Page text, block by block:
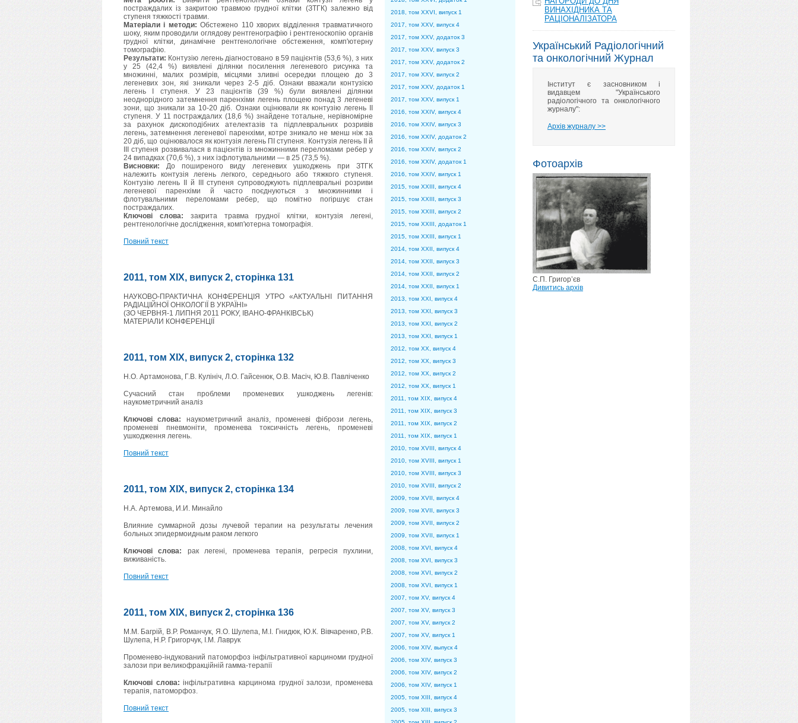
2018, том XXVI, випуск 1
2017, том XXV, випуск 4
2017, том XXV, додаток 3
2017, том XXV, випуск 3
2017, том XXV, додаток 2
2017, том XXV, випуск 2
2017, том XXV, додаток 1
2017, том XXV, випуск 1
2016, том XXIV, випуск 4
2016, том XXIV, випуск 3
2016, том XXIV, додаток 2
2016, том XXIV, випуск 2
2016, том XXIV, додаток 1
2016, том XXIV, випуск 1
2015, том XXIII, випуск 4
2015, том XXIII, випуск 3
2015, том XXIII, випуск 2
2015, том XXIII, додаток 1
2015, том XXIII, випуск 1
2014, том XXII, випуск 4
2014, том XXII, випуск 3
2014, том XXII, випуск 2
2014, том XXII, випуск 1
2013, том XXI, випуск 4
2013, том XXI, випуск 3
2013, том XXI, випуск 2
2013, том XXI, випуск 1
2012, том XX, випуск 4
2012, том XX, випуск 3
2012, том XX, випуск 2
2012, том XX, випуск 1
2011, том XIX, випуск 4
2011, том XIX, випуск 3
2011, том XIX, випуск 2
2011, том XIX, випуск 1
2010, том XVIII, випуск 4
2010, том XVIII, випуск 1
2010, том XVIII, випуск 3
2010, том XVIII, випуск 2
2009, том XVII, випуск 4
2009, том XVII, випуск 3
2009, том XVII, випуск 2
2009, том XVII, випуск 1
2008, том XVI, випуск 4
2008, том XVI, випуск 3
2008, том XVI, випуск 2
2008, том XVI, випуск 1
2007, том XV, випуск 4
2007, том XV, випуск 3
2007, том XV, випуск 2
2007, том XV, випуск 1
2006, том XIV, выпуск 4
2006, том XIV, випуск 3
2006, том XIV, випуск 2
2006, том XIV, випуск 1
2005, том XIII, випуск 4
2005, том XIII, випуск 3
постраждалих із закритою травмою грудної клітки (ЗТГК) залежно від
ступеня тяжкості травми.
Матеріали і методи: Обстежено 110 хворих відділення травматичного
шоку, яким проводили оглядову рентгенографію і рентгеноскопію органів
грудної клітки, динамічне рентгенологічне обстеження, комп'ютерну
томографію.
Результати: Контузію легень діагностовано в 59 пацієнтів (53,6 %), з них
у 25 (42,4 %) виявлені ділянки посилення легеневого рисунка та
множинні, малих розмірів, місцями зливні осередки площею до 3
легеневих зон, які зникали через 2-5 діб. Ознаки вважали контузією
легень І ступеня. У 23 пацієнтів (39 %) були виявлені ділянки
неоднорідного затемнення паренхіми легень площею понад 3 легеневі
зони, що зникали за 10-20 діб. Ознаки оцінювали як контузію легень II
ступеня. У 11 постраждалих (18,6 %) знайдене тотальне, нерівномірне
за рахунок дископодібних ателектазів та підплевральних розривів
легень, затемнення легеневої паренхіми, котре зникало не менш ніж за
20 діб, що оцінювалося як контузія легень ПІ ступеня. Контузія легень II й
III ступеня розвивалася в пацієнтів із множинними переломами ребер у
24 випадках (70,6 %), з них ізфлотувальними — в 25 (73,5 %).
Висновки: До поширеного виду легеневих ушкоджень при ЗТГК
належить контузія легень легкого, середнього або тяжкого ступеня.
Контузію легень II й III ступеня супроводжують підплевральні розриви
легеневої паренхіми й часто поєднуються з множинними і
флотувальними переломами ребер, що помітно погіршує стан
постраждалих.
Ключові слова: закрита травма грудної клітки, контузія легені,
рентгенологічне дослідження, комп'ютерна томографія.
Повний текст
2011, том XIX, випуск 2, сторінка 131
НАУКОВО-ПРАКТИЧНА КОНФЕРЕНЦІЯ УТРО «АКТУАЛЬНІ ПИТАННЯ
РАДІАЦІЙНОЇ ОНКОЛОГІЇ В УКРАЇНІ»
(ЗО ЧЕРВНЯ-1 ЛИПНЯ 2011 РОКУ, ІВАНО-ФРАНКІВСЬК)
МАТЕРІАЛИ КОНФЕРЕНЦІЇ
2011, том XIX, випуск 2, сторінка 132
Н.О. Артамонова, Г.В. Кулініч, Л.О. Гайсенюк, О.В. Масіч, Ю.В. Павліченко
Сучасний стан проблеми променевих ушкоджень легенів:
наукометричний аналіз
Ключові слова: наукометричний аналіз, променеві фібрози легень,
променеві пневмоніти, променева токсичність легень, променеві
ушкодження легень.
Повний текст
2011, том XIX, випуск 2, сторінка 134
Н.А. Артемова, И.И. Минайло
Влияние суммарной дозы лучевой терапии на результаты лечения
больных эпидермоидным раком легкого
Ключові слова:
рак легені, променева терапія, регресія пухлини,
виживаність.
Повний текст
2011, том XIX, випуск 2, сторінка 136
М.М. Багрій, В.Р. Романчук, Я.О. Шулепа, М.І. Гнидюк, Ю.К. Вівчаренко, Р.В.
Шулепа, Н.Р. Григорчук, І.М. Лаврук
Променево-індукований патоморфоз інфільтративної карциноми грудної
залози при великофракційній гамма-терапії
Ключові слова: інфільтративна карцинома грудної залози, променева
терапія, патоморфоз.
Повний текст
ВИНАХІДНИКА ТА
РАЦІОНАЛІЗАТОРА
Український Радіологічний
та онкологічний Журнал
Інститут є засновником і
видавцем "Українського
радіологічного та онкологічного
журналу":
Архів журналу >>
Фотоархів
С.П. Григор’єв
Дивитись архів